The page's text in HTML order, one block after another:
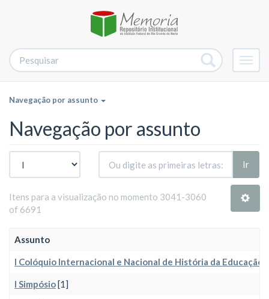
Navegação por assunto
Navegação por assunto
Ir
Itens para a visualização no momento 3041-3060
of 6691
Assunto
I Colóquio Internacional e Nacional de História da Educação
I Simpósio[1]